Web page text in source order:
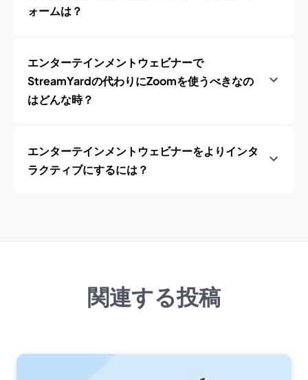
ォームは？
エンターテインメントウェビナーで
StreamYardの代わりにZoomを使うべきなの
はどんな時？
エンターテインメントウェビナーをよりインタ
ラクティブにするには？
関連する投稿